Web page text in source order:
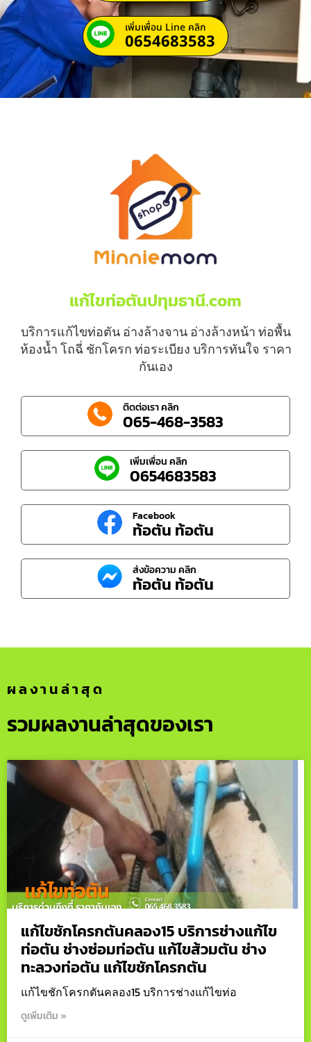
เพิ่มเพื่อน Line คลิก
0654683583
แก้ไขท่อตันปทุมธานี.com
บริการแก้ไขท่อตัน อ่างล้างจาน อ่างล้างหน้า ท่อพื้น
ห้องน้ำ โถฉี่ ชักโครก ท่อระเบียง บริการทันใจ ราคา
กันเอง
ติดต่อเรา คลิก
065-468-3583
เพิ่มเพื่อน คลิก
0654683583
Facebook
ท้อตัน ท้อตัน
ส่งข้อความ คลิก
ท้อตัน ท้อตัน
ผลงานล่าสุด
รวมผลงานล่าสุดของเรา
แก้ไขชักโครกตันคลอง15 บริการช่างแก้ไข
ท่อตัน ช่างซ่อมท่อตัน แก้ไขส้วมตัน ช่าง
ทะลวงท่อตัน แก้ไขชักโครกตัน
แก้ไขชักโครกตันคลอง15 บริการช่างแก้ไขท่อ
ดูเพิ่มเติม »